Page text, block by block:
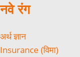
नवे रंग
अर्थ ज्ञान
Insurance (विमा)